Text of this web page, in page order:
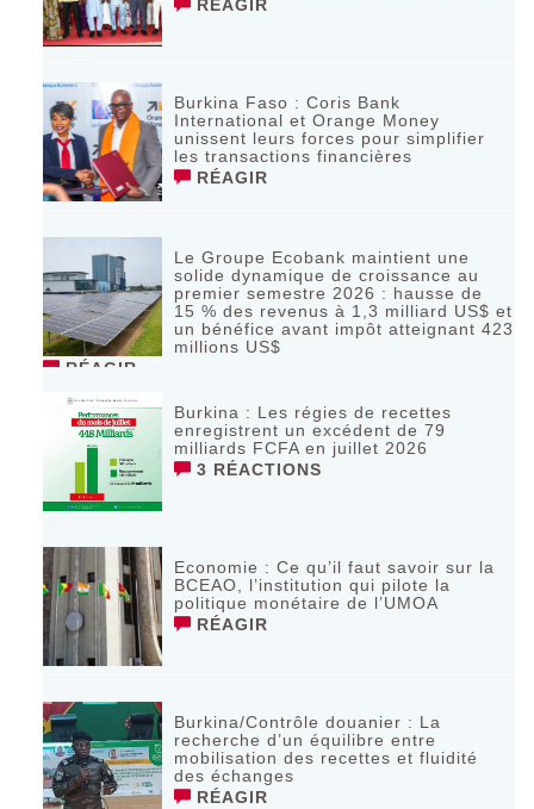
RÉAGIR
Burkina Faso : Coris Bank
International et Orange Money
unissent leurs forces pour simplifier
les transactions financières
RÉAGIR
Le Groupe Ecobank maintient une
solide dynamique de croissance au
premier semestre 2026 : hausse de
15 % des revenus à 1,3 milliard US$ et
un bénéfice avant impôt atteignant 423
millions US$
RÉAGIR
Burkina : Les régies de recettes
enregistrent un excédent de 79
milliards FCFA en juillet 2026
3 RÉACTIONS
Economie : Ce qu’il faut savoir sur la
BCEAO, l’institution qui pilote la
politique monétaire de l’UMOA
RÉAGIR
Burkina/Contrôle douanier : La
recherche d’un équilibre entre
mobilisation des recettes et fluidité
des échanges
RÉAGIR